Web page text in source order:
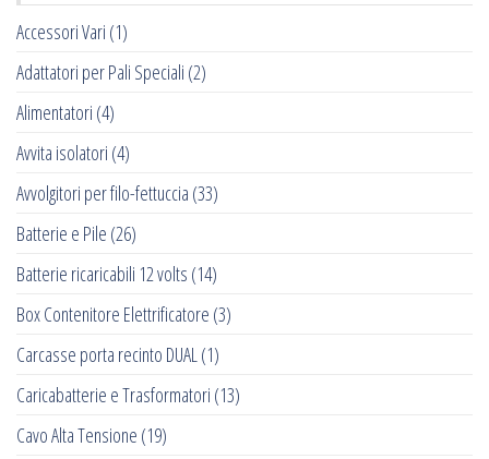
Accessori Vari (1)
Adattatori per Pali Speciali (2)
Alimentatori (4)
Avvita isolatori (4)
Avvolgitori per filo-fettuccia (33)
Batterie e Pile (26)
Batterie ricaricabili 12 volts (14)
Box Contenitore Elettrificatore (3)
Carcasse porta recinto DUAL (1)
Caricabatterie e Trasformatori (13)
Cavo Alta Tensione (19)